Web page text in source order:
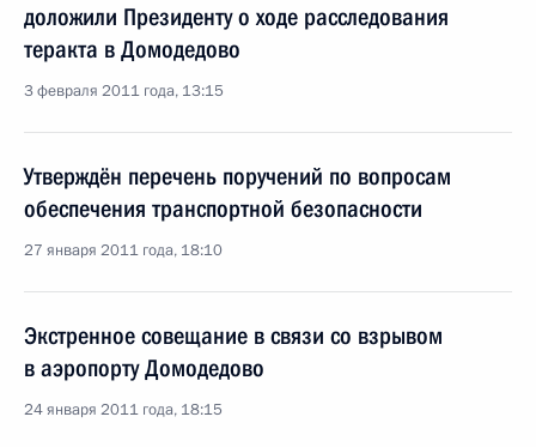
доложили Президенту о ходе расследования
теракта в Домодедово
3 февраля 2011 года, 13:15
Утверждён перечень поручений по вопросам
обеспечения транспортной безопасности
27 января 2011 года, 18:10
Экстренное совещание в связи со взрывом
в аэропорту Домодедово
24 января 2011 года, 18:15